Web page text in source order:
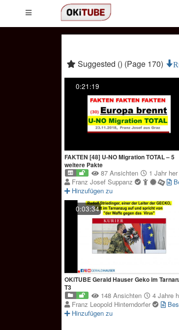
Suggested () (Page 170)
0:21:19
FAKTEN [48] U-NO Migration TOTAL – 5
weitere Pakte
87 Ansichten
1 Jahr her
Franz Josef Suppanz
Hinzufügen zu
0:03:34
OKiTUBE Gerald Hauser Geko im Tarnanzug-
T3
148 Ansichten
4 Jahre
Franz Leopold Hinterndorfer
Hinzufügen zu